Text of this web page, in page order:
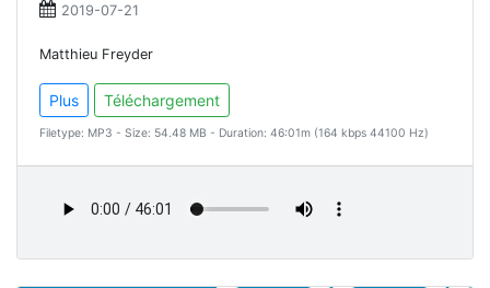
2019-07-21
Matthieu Freyder
Plus Téléchargement
Filetype: MP3 - Size: 54.48 MB - Duration: 46:01m (164 kbps 44100 Hz)